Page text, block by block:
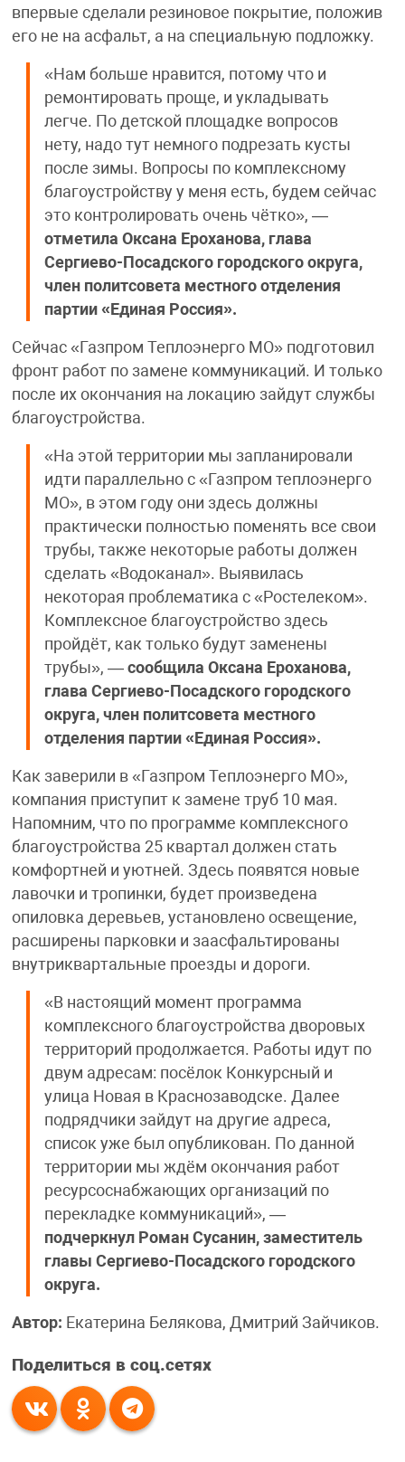
впервые сделали резиновое покрытие, положив
его не на асфальт, а на специальную подложку.
«Нам больше нравится, потому что и
ремонтировать проще, и укладывать
легче. По детской площадке вопросов
нету, надо тут немного подрезать кусты
после зимы. Вопросы по комплексному
благоустройству у меня есть, будем сейчас
это контролировать очень чётко», —
отметила Оксана Ероханова, глава
Сергиево-Посадского городского округа,
член политсовета местного отделения
партии «Единая Россия».
Сейчас «Газпром Теплоэнерго МО» подготовил
фронт работ по замене коммуникаций. И только
после их окончания на локацию зайдут службы
благоустройства.
«На этой территории мы запланировали
идти параллельно с «Газпром теплоэнерго
МО», в этом году они здесь должны
практически полностью поменять все свои
трубы, также некоторые работы должен
сделать «Водоканал». Выявилась
некоторая проблематика с «Ростелеком».
Комплексное благоустройство здесь
пройдёт, как только будут заменены
трубы», — сообщила Оксана Ероханова,
глава Сергиево-Посадского городского
округа, член политсовета местного
отделения партии «Единая Россия».
Как заверили в «Газпром Теплоэнерго МО»,
компания приступит к замене труб 10 мая.
Напомним, что по программе комплексного
благоустройства 25 квартал должен стать
комфортней и уютней. Здесь появятся новые
лавочки и тропинки, будет произведена
опиловка деревьев, установлено освещение,
расширены парковки и заасфальтированы
внутриквартальные проезды и дороги.
«В настоящий момент программа
комплексного благоустройства дворовых
территорий продолжается. Работы идут по
двум адресам: посёлок Конкурсный и
улица Новая в Краснозаводске. Далее
подрядчики зайдут на другие адреса,
список уже был опубликован. По данной
территории мы ждём окончания работ
ресурсоснабжающих организаций по
перекладке коммуникаций», —
подчеркнул Роман Сусанин, заместитель
главы Сергиево-Посадского городского
округа.
Автор: Екатерина Белякова, Дмитрий Зайчиков.
Поделиться в соц.сетях